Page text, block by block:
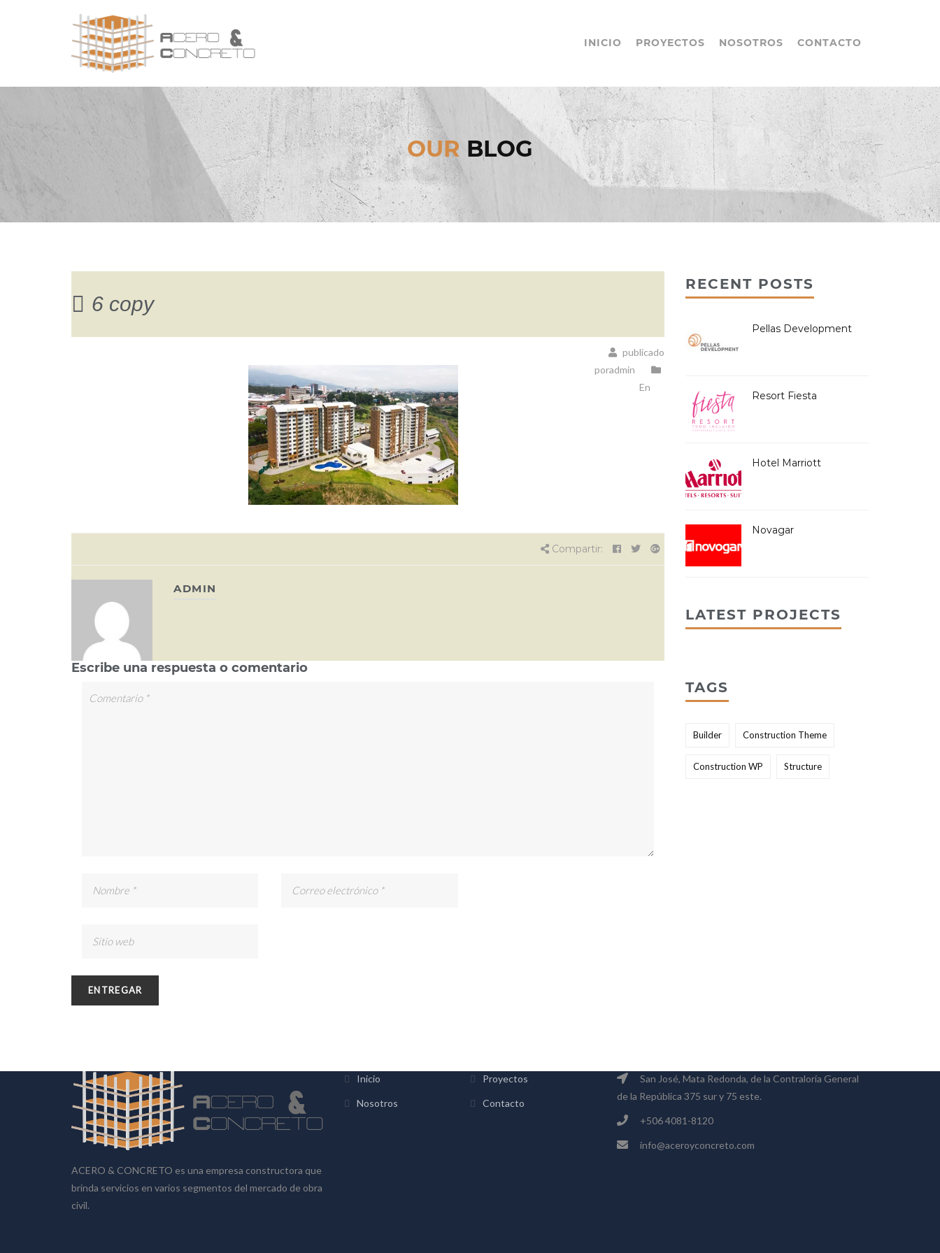
INICIO PROYECTOS NOSOTROS CONTACTO
OUR BLOG
6 copy
publicado
poradmin
En
Compartir:
ADMIN
Escribe una respuesta o comentario
RECENT POSTS
Pellas Development
Resort Fiesta
Hotel Marriott
Novagar
LATEST PROJECTS
TAGS
Builder Construction Theme
Construction WP Structure
ACERO & CONCRETO es una empresa constructora que
brinda servicios en varios segmentos del mercado de obra
civil.
Inicio Proyectos
Nosotros Contacto
San José, Mata Redonda, de la Contraloría General
de la República 375 sur y 75 este.
+506 4081-8120
info@aceroyconcreto.com